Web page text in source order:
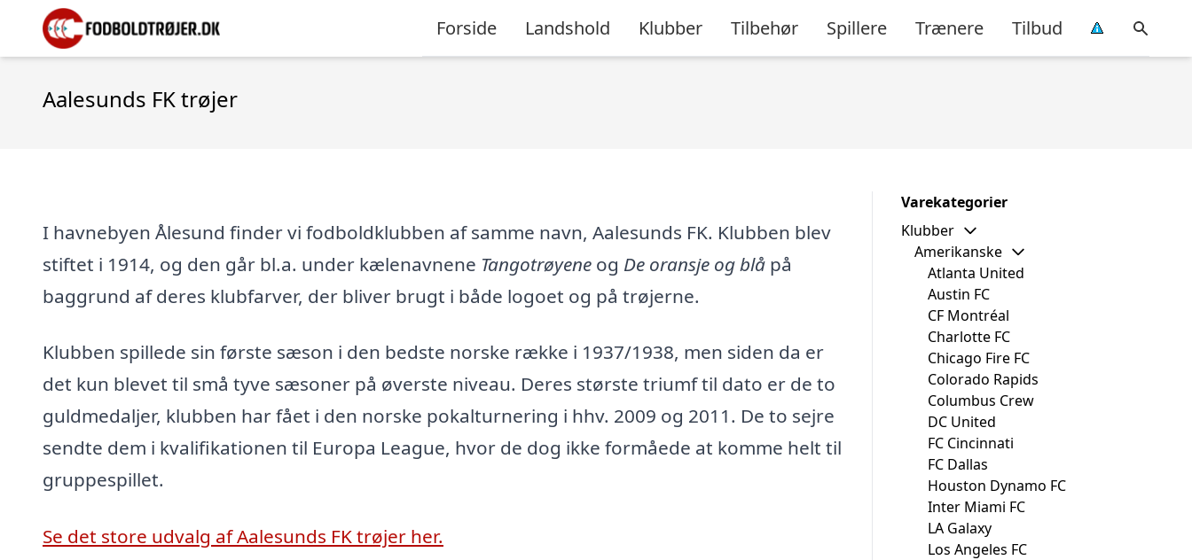
Forside Landshold Klubber Tilbehør Spillere Trænere Tilbud
Aalesunds FK trøjer
I havnebyen Ålesund finder vi fodboldklubben af samme navn, Aalesunds FK. Klubben blev
stiftet i 1914, og den går bl.a. under kælenavnene Tangotrøyene og De oransje og blå på
baggrund af deres klubfarver, der bliver brugt i både logoet og på trøjerne.
Klubben spillede sin første sæson i den bedste norske række i 1937/1938, men siden da er
det kun blevet til små tyve sæsoner på øverste niveau. Deres største triumf til dato er de to
guldmedaljer, klubben har fået i den norske pokalturnering i hhv. 2009 og 2011. De to sejre
sendte dem i kvalifikationen til Europa League, hvor de dog ikke formåede at komme helt til
gruppespillet.
Se det store udvalg af Aalesunds FK trøjer her.
Varekategorier
Klubber
Amerikanske
Atlanta United
Austin FC
CF Montréal
Charlotte FC
Chicago Fire FC
Colorado Rapids
Columbus Crew
DC United
FC Cincinnati
FC Dallas
Houston Dynamo FC
Inter Miami FC
LA Galaxy
Los Angeles FC